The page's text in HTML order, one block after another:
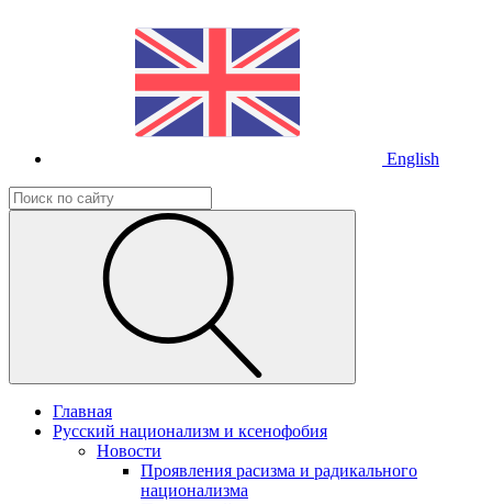
English
Главная
Русский национализм и ксенофобия
Новости
Проявления расизма и радикального
национализма